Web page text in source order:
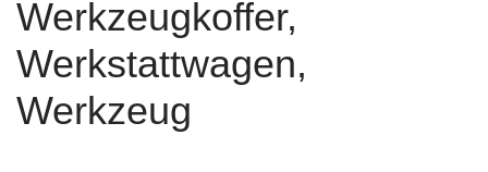
Werkzeugkoffer,
Werkstattwagen,
Werkzeug